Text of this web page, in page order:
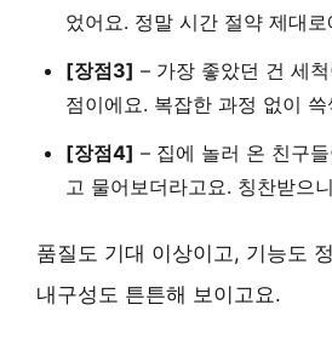
었어요. 정말 시간 절약 제대로
[장점3] – 가장 좋았던 건 세
점이에요. 복잡한 과정 없이
[장점4] – 집에 놀러 온 친구
고 물어보더라고요. 칭찬받으
품질도 기대 이상이고, 기능도
내구성도 튼튼해 보이고요.